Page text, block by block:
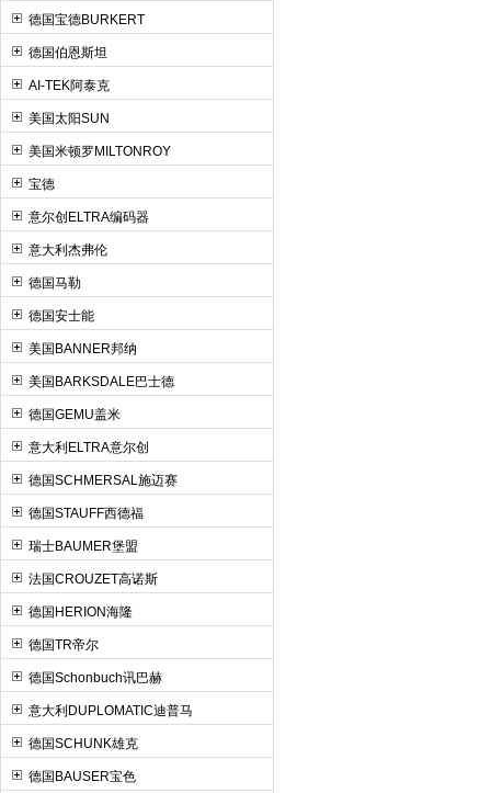
德国宝德BURKERT
德国伯恩斯坦
AI-TEK阿泰克
美国太阳SUN
美国米顿罗MILTONROY
宝德
意尔创ELTRA编码器
意大利杰弗伦
德国马勒
德国安士能
美国BANNER邦纳
美国BARKSDALE巴士德
德国GEMU盖米
意大利ELTRA意尔创
德国SCHMERSAL施迈赛
德国STAUFF西德福
瑞士BAUMER堡盟
法国CROUZET高诺斯
德国HERION海隆
德国TR帝尔
德国Schonbuch讯巴赫
意大利DUPLOMATIC迪普马
德国SCHUNK雄克
德国BAUSER宝色